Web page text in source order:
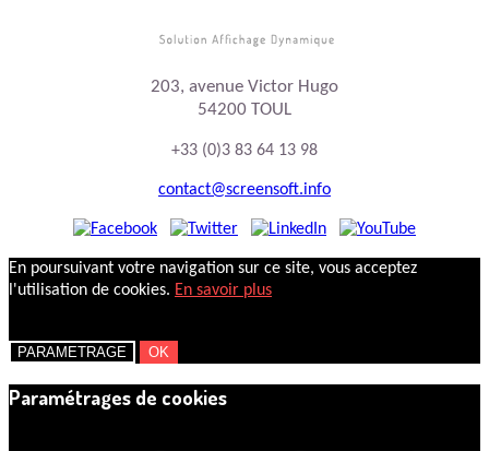
203, avenue Victor Hugo
54200 TOUL
+33 (0)3 83 64 13 98
contact@screensoft.info
En poursuivant votre navigation sur ce site, vous acceptez
l'utilisation de cookies. En savoir plus
PARAMETRAGE OK
Paramétrages de cookies